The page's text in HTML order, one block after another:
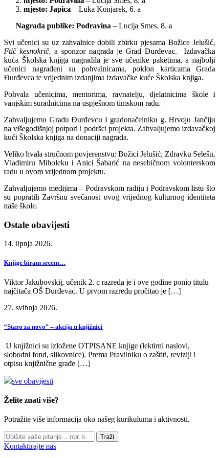
mjesto: Japica – Luka Konjarek, 6. a
Nagrada publike: Podravina – Lucija Smes, 8. a
Svi učenici su uz zahvalnice dobili zbirku pjesama Božice Jelušić,
Ftič kesnokrič, a sponzor nagrada je Grad Đurđevac. Izdavačka
kuća Školska knjiga nagradila je sve učenike paketima, a najbolji
učenici nagrađeni su pohvalnicama, poklon karticama Grada
Đurđevca te vrijednim izdanjima izdavačke kuće Školska knjiga.
Pohvala učenicima, mentorima, ravnatelju, djelatnicima škole i
vanjskim suradnicima na uspješnom timskom radu.
Zahvaljujemo Gradu Đurđevcu i gradonačelniku g. Hrvoju Jančiju
na višegodišnjoj potpori i podršci projekta. Zahvaljujemo izdavačkoj
kući Školska knjiga na donaciji nagrada.
Veliko hvala stručnom povjerenstvu: Božici Jelušić, Zdravku Selešu,
Vladimiru Miholeku i Anici Šabarić na nesebičnom volonterskom
radu u ovom vrijednom projektu.
Zahvaljujemo medijima – Podravskom radiju i Podravskom listu što
su popratili Završnu svečanost ovog vrijednog kulturnog identiteta
naše škole.
Ostale obavijesti
14. lipnja 2026.
Knjige biram srcem…
Viktor Jakubovskij, učenik 2. c razreda je i ove godine ponio titulu
najčitača OŠ Đurđevac. U prvom razredu pročitao je […]
27. svibnja 2026.
“Staro za novo” – akcija u knjižnici
U knjižnici su izložene OTPISANE knjige (lektirni naslovi,
slobodni fond, slikovnice). Prema Pravilniku o zaštiti, reviziji i
otpisu knjižnične građe […]
sve obavijesti
Želite znati više?
Potražite više informacija oko našeg kurikuluma i aktivnosti.
Traži
Kontaktirajte nas